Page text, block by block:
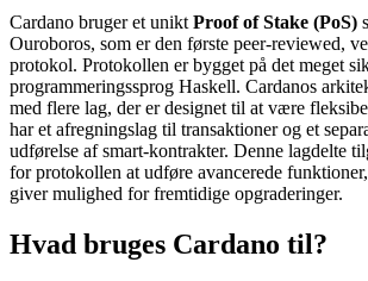
Cardano bruger et unikt Proof of Stake (PoS)
Ouroboros, som er den første peer-reviewed,
protokol. Protokollen er bygget på det meget
programmeringssprog Haskell. Cardanos
med flere lag, der er designet til at være
har et afregningslag til transaktioner og et
udførelse af smart-kontrakter. Denne lagdelte
for protokollen at udføre avancerede
giver mulighed for fremtidige opgraderinger.
Hvad bruges Cardano til?